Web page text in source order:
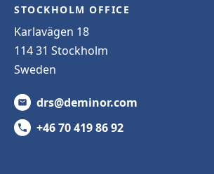
STOCKHOLM OFFICE
Karlavägen 18
114 31 Stockholm
Sweden
drs@deminor.com
+46 70 419 86 92